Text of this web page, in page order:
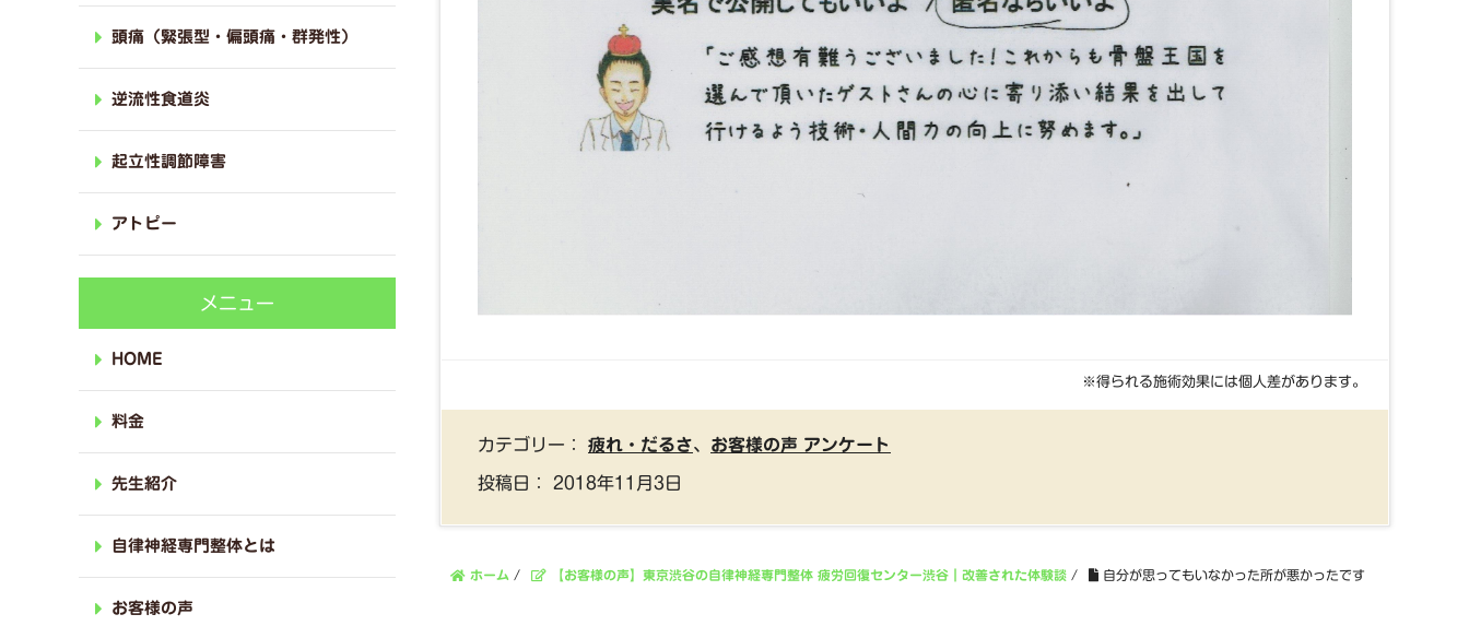
※得られる施術効果には個人差があります。
カテゴリー： 疲れ・だるさ、 お客様の声 アンケート
投稿日： 2018年11月3日
ホーム / 【お客様の声】東京渋谷の自律神経専門整体 疲労回復センター渋谷｜改善された体験談 / 自分が思ってもいなかった所が悪かったです
頭痛（緊張型・偏頭痛・群発性）
逆流性食道炎
起立性調節障害
アトピー
メニュー
HOME
料金
先生紹介
自律神経専門整体とは
お客様の声